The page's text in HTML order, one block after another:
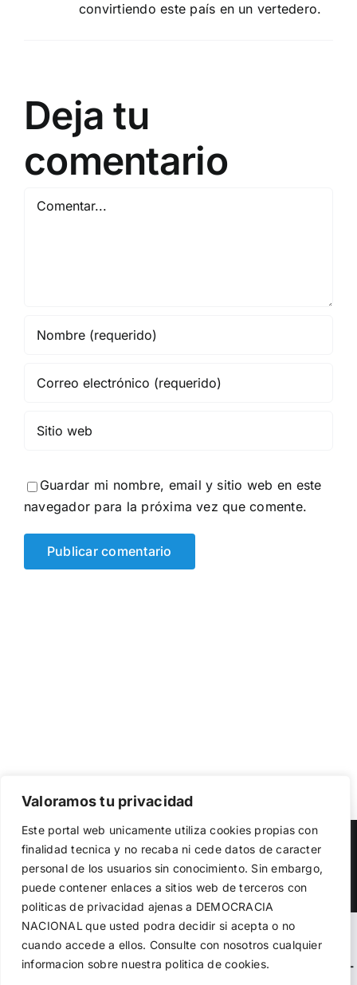
Valoramos tu privacidad
Este portal web unicamente utiliza cookies propias con
finalidad tecnica y no recaba ni cede datos de caracter
personal de los usuarios sin conocimiento. Sin embargo,
puede contener enlaces a sitios web de terceros con
politicas de privacidad ajenas a DEMOCRACIA
NACIONAL que usted podra decidir si acepta o no
cuando accede a ellos. Consulte con nosotros cualquier
informacion sobre nuestra politica de cookies.
convirtiendo este país en un vertedero.
Deja tu
comentario
Comentar
Guardar mi nombre, email y sitio web en este
navegador para la próxima vez que comente.
Copyright 2023 |Democracia Nacional | All Rights Reserved
Facebook
TwitterInstagram
Warning: Undefined variable $visibility_homepage in
/home/demopwcr/public_html/wp-content/plugins/kn-
el funcionamiento de la web, medir su uso y mejorar
nuestros servicios. Puede aceptar todas las cookies,
rechazar las no necesarias o configurar sus preferencias.
Política de cookies
Aceptar todo
Rechazar